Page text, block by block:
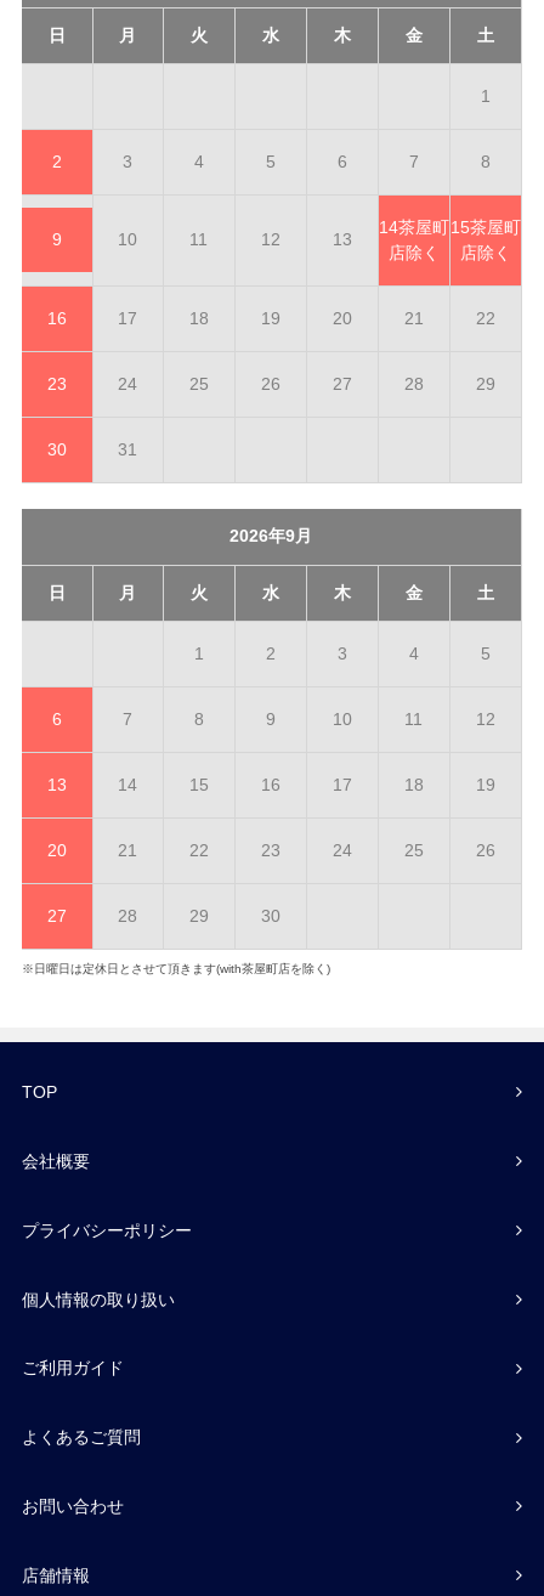
日 月 火 水 木 金 土
1
2 3 4 5 6 7 8
9 10 11 12 13
14茶屋町
店除く
15茶屋町
店除く
16 17 18 19 20 21 22
23 24 25 26 27 28 29
30 31
2026年9月
日 月 火 水 木 金 土
1 2 3 4 5
6 7 8 9 10 11 12
13 14 15 16 17 18 19
20 21 22 23 24 25 26
27 28 29 30
※日曜日は定休日とさせて頂きます(with茶屋町店を除く)
TOP
会社概要
プライバシーポリシー
個人情報の取り扱い
ご利用ガイド
よくあるご質問
お問い合わせ
店舗情報